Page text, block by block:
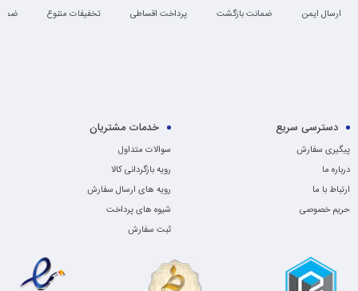
ارسال ایمن ضمانت بازگشت پرداخت اقساطی تخفیفات متنوع
دسترسی سریع
پیگیری سفارش
درباره ما
ارتباط با ما
حریم خصوصی
خدمات مشتریان
سوالات متداول
رویه بازگردانی کالا
رویه های ارسال سفارش
شیوه های پرداخت
ثبت سفارش